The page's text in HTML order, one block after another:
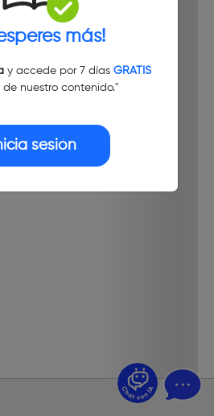
más!
y accede por 7 días GRATIS
de nuestro contenido."
sesión